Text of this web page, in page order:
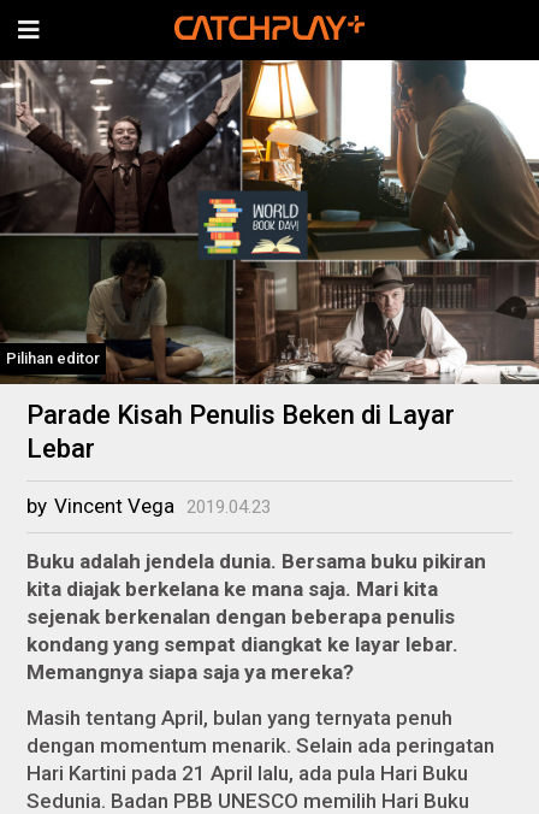
Pilihan editor
Parade Kisah Penulis Beken di Layar
Lebar
by Vincent Vega 2019.04.23
Buku adalah jendela dunia. Bersama buku pikiran
kita diajak berkelana ke mana saja. Mari kita
sejenak berkenalan dengan beberapa penulis
kondang yang sempat diangkat ke layar lebar.
Memangnya siapa saja ya mereka?
Masih tentang April, bulan yang ternyata penuh
dengan momentum menarik. Selain ada peringatan
Hari Kartini pada 21 April lalu, ada pula Hari Buku
Sedunia. Badan PBB UNESCO memilih Hari Buku